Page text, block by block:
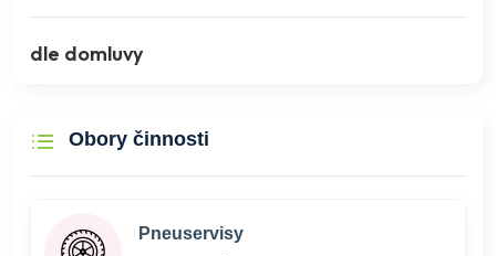
dle domluvy
Obory činnosti
Pneuservisy